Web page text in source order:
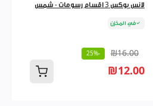
لانس بوكس 3 اقسام رسومات - شمس
في المخزن
₪16.00
-25%
₪12.00